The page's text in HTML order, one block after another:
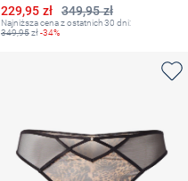
349,95 zł
Obniżona cena
229,95 zł
Najniższa cena z ostatnich 30 dni:
349,95zł-34%